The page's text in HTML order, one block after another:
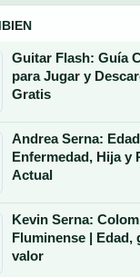
Guitar Flash: Guía
para Jugar y
Gratis
Andrea Serna:
Enfermedad, Hija y
Actual
Kevin Serna:
Fluminense | Edad,
valor